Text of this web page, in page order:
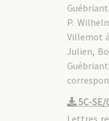
P.
Villemot
Julien,
5C-SE/
Lettres